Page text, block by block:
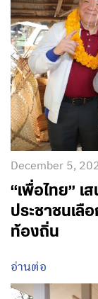
December 5,
“เพื่อไทย”
ประชาชนเลื
ท้องถิ่น
อ่านต่อ